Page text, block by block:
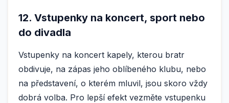
12. Vstupenky na koncert, sport nebo
do divadla
Vstupenky na koncert kapely, kterou bratr
obdivuje, na zápas jeho oblíbeného klubu, nebo
na představení, o kterém mluvil, jsou skoro vždy
dobrá volba. Pro lepší efekt vezměte vstupenku